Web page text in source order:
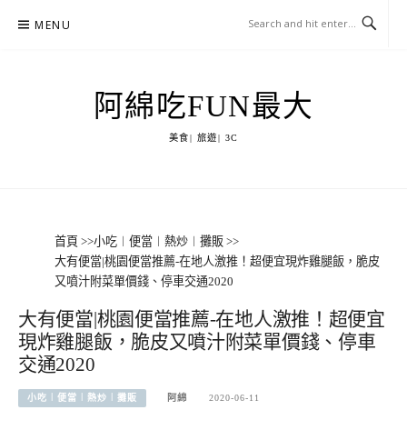
MENU
阿綿吃FUN最大
美食| 旅遊| 3C
首頁 >>小吃︱便當︱熱炒︱攤販 >>
大有便當|桃園便當推薦-在地人激推！超便宜現炸雞腿飯，脆皮
又噴汁附菜單價錢、停車交通2020
大有便當|桃園便當推薦-在地人激推！超便宜
現炸雞腿飯，脆皮又噴汁附菜單價錢、停車
交通2020
小吃︱便當︱熱炒︱攤販 阿綿 2020-06-11